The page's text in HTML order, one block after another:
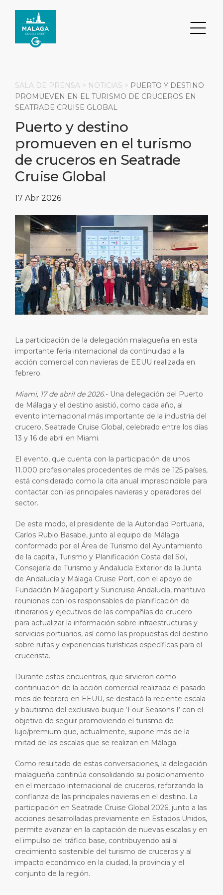
DESTINO
Eventos
Viajes cortos
Consejos Especiales
Comprar y comer
Días Festivos
PUERTO
Información del puerto
SSM
Estadísticas del puerto
TRANSPORTE
Transporte
ACERCA DE
Sobre nosotros
Empleo
Sala de prensa
Contacto
Buscar
PUERTO
ACERCA DE
DESTINO
SALA DE PRENSA > NOTİCİAS > PUERTO Y DESTINO
PROMUEVEN EN EL TURISMO DE CRUCEROS EN
SEATRADE CRUISE GLOBAL
Puerto y destino
promueven en el turismo
de cruceros en Seatrade
Cruise Global
17 Abr 2026
La participación de la delegación malagueña en esta
importante feria internacional da continuidad a la
acción comercial con navieras de EEUU realizada en
febrero.
Miami, 17 de abril de 2026.- Una delegación del Puerto
de Málaga y el destino asistió, como cada año, al
evento internacional más importante de la industria del
crucero, Seatrade Cruise Global, celebrado entre los días
13 y 16 de abril en Miami.
El evento, que cuenta con la participación de unos
11.000 profesionales procedentes de más de 125 países,
está considerado como la cita anual imprescindible para
contactar con las principales navieras y operadores del
sector.
De este modo, el presidente de la Autoridad Portuaria,
Carlos Rubio Basabe, junto al equipo de Málaga
conformado por el Área de Turismo del Ayuntamiento
de la capital, Turismo y Planificación Costa del Sol,
Consejería de Turismo y Andalucía Exterior de la Junta
de Andalucía y Málaga Cruise Port, con el apoyo de
Fundación Málagaport y Suncruise Andalucía, mantuvo
reuniones con los responsables de planificación de
itinerarios y ejecutivos de las compañías de crucero
para actualizar la información sobre infraestructuras y
servicios portuarios, así como las propuestas del destino
sobre rutas y experiencias turísticas específicas para el
crucerista.
Durante estos encuentros, que sirvieron como
continuación de la acción comercial realizada el pasado
mes de febrero en EEUU, se destacó la reciente escala
y bautismo del exclusivo buque ‘Four Seasons I’ con el
objetivo de seguir promoviendo el turismo de
lujo/premium que, actualmente, supone más de la
mitad de las escalas que se realizan en Málaga.
Como resultado de estas conversaciones, la delegación
malagueña continúa consolidando su posicionamiento
en el mercado internacional de cruceros, reforzando la
confianza de las principales navieras en el destino. La
participación en Seatrade Cruise Global 2026, junto a las
acciones desarrolladas previamente en Estados Unidos,
permite avanzar en la captación de nuevas escalas y en
el impulso del tráfico base, contribuyendo así al
crecimiento sostenible del turismo de cruceros y al
impacto económico en la ciudad, la provincia y el
conjunto de la región.